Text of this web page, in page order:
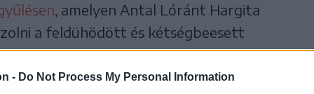
- Do Not Process My Personal Information
, amelyen Antal Lóránt Hargita
a feldühödött és kétségbeesett
arról beszélt, hogy